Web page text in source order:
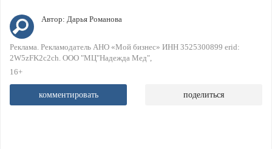
Автор: Дарья Романова
Реклама. Рекламодатель АНО «Мой бизнес» ИНН 3525300899 erid:
2W5zFK2c2ch. ООО "МЦ"Надежда Мед"
16+
комментировать поделиться